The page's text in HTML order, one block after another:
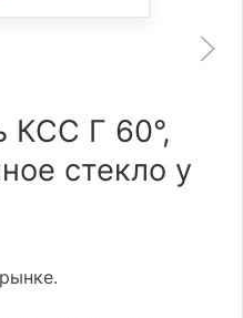
КСС Г 60°,
стекло у